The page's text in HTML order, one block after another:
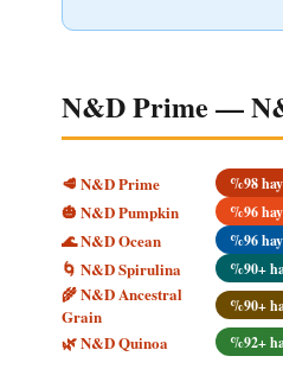
N&D Prime —
🥩 N&D Prime %98
🎃 N&D Pumpkin %96
🌊 N&D Ocean %96
🌀 N&D Spirulina %90+
🌾 N&D Ancestral
Grain
%90+
🌿 N&D Quinoa %92+